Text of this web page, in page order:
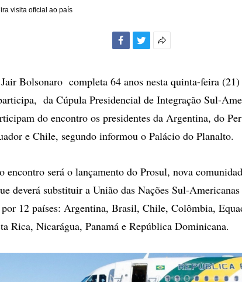
visita oficial ao país
compartilhamento
Bolsonaro completa 64 anos nesta quinta-feira
da Cúpula Presidencial de Integração Sul-
do encontro os presidentes da Argentina, do
e Chile, segundo informou o Palácio do Planalto.
encontro será o lançamento do Prosul, nova
deverá substituir a União das Nações Sul-
12 países: Argentina, Brasil, Chile, Colômbia,
Rica, Nicarágua, Panamá e República Dominicana.